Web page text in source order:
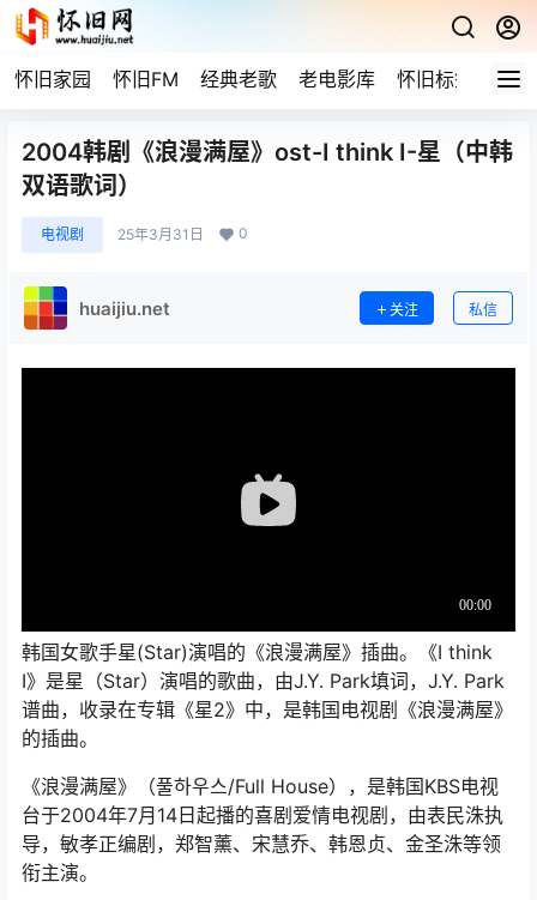
怀旧家园 怀旧FM 经典老歌 老电影库 怀旧标签 网
2004韩剧《浪漫满屋》ost-I think I-星（中韩
双语歌词）
电视剧 25年3月31日 0
huaijiu.net 关注 私信
韩国女歌手星(Star)演唱的《浪漫满屋》插曲。《I think
I》是星（Star）演唱的歌曲，由J.Y. Park填词，J.Y. Park
谱曲，收录在专辑《星2》中，是韩国电视剧《浪漫满屋》
的插曲。
《浪漫满屋》（풀하우스/Full House），是韩国KBS电视
台于2004年7月14日起播的喜剧爱情电视剧，由表民洙执
导，敏孝正编剧，郑智薰、宋慧乔、韩恩贞、金圣洙等领
衔主演。